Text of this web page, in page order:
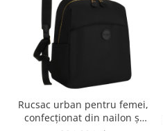
Rucsac urban pentru femei,
confecționat din nailon și